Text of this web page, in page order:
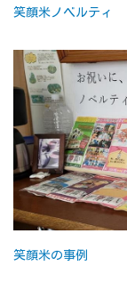
笑顔米ノベルティ
笑顔米の事例